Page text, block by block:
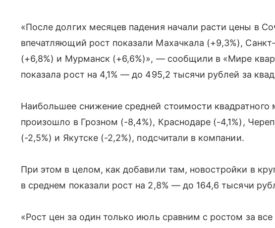
«После долгих месяцев падения начали расти цены в
впечатляющий рост показали Махачкала (+9,3%),
(+6,8%) и Мурманск (+6,6%)», — сообщили в «Мире
показала рост на 4,1% — до 495,2 тысячи рублей за
Наибольшее снижение средней стоимости квадратного
произошло в Грозном (-8,4%), Краснодаре (-4,1%),
(-2,5%) и Якутске (-2,2%), подсчитали в компании.
При этом в целом, как добавили там, новостройки в
в среднем показали рост на 2,8% — до 164,6 тысячи
«Рост цен за один только июль сравним с ростом за все